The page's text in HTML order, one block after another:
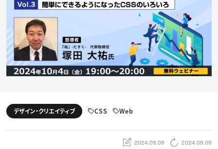
クリエイター求人を探す
CREATIVE JOB求人検索
特集求人
採用説明会
転職支援サービス
CONTENTS
スキルアップしたい！
動画配信・映像制作
編集・ライティング
ディレクション
TOP Creator’s コラム トップ
Webクリエイター
ゲームクリエイター
セミナー
デザイン・クリエイティブ CSS Web
2024.09.09 2024.09.09